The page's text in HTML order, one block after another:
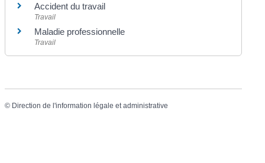
Accident du travail
Travail
Maladie professionnelle
Travail
© Direction de l'information légale et administrative